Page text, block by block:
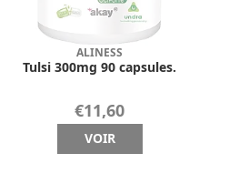
ALINESS
Tulsi 300mg 90 capsules.
€11,60
VOIR